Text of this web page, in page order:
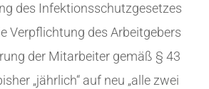
des Infektionsschutzgesetzes
Verpflichtung des Arbeitgebers
der Mitarbeiter gemäß § 43
„jährlich“ auf neu „alle zwei